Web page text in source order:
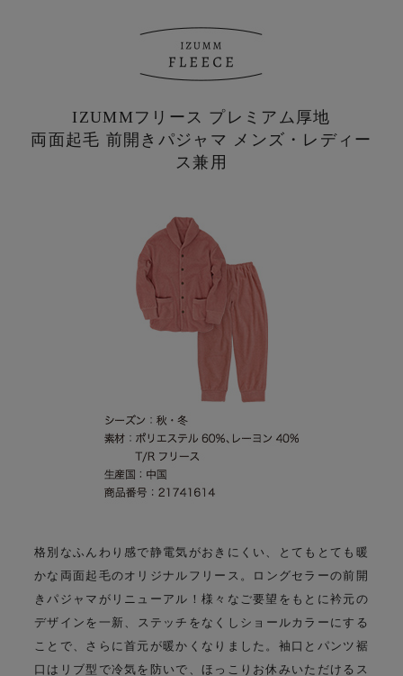
IZUMMフリース プレミアム厚地
両面起毛 前開きパジャマ メンズ・レディー
ス兼用
格別なふんわり感で静電気がおきにくい、とてもとても暖
かな両面起毛のオリジナルフリース。
ロングセラーの前開
きパジャマがリニューアル！様々なご要望をもとに衿元の
デザインを一新、 ステッチをなくしショールカラーにする
ことで、さらに首元が暖かくなりました。 袖口とパンツ裾
口はリブ型で冷気を防いで、ほっこりお休みいただけるス